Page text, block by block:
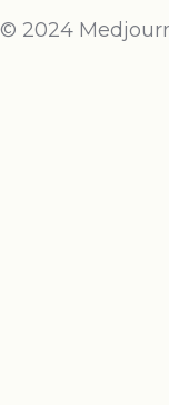
© 2024